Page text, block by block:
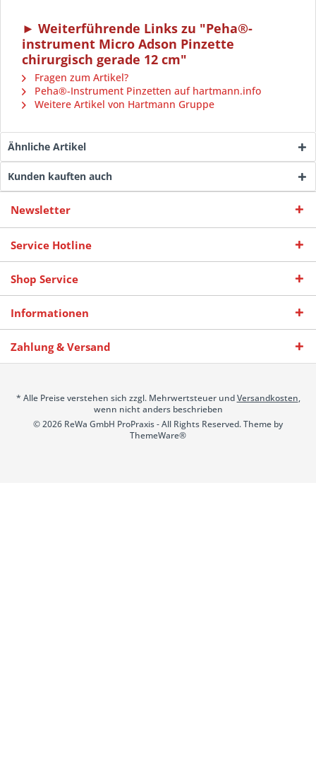
► Weiterführende Links zu "Peha®-
instrument Micro Adson Pinzette
chirurgisch gerade 12 cm"
Fragen zum Artikel?
Peha®-Instrument Pinzetten auf hartmann.info
Weitere Artikel von Hartmann Gruppe
Ähnliche Artikel
Kunden kauften auch
Newsletter
Service Hotline
Shop Service
Informationen
Zahlung & Versand
* Alle Preise verstehen sich zzgl. Mehrwertsteuer undVersandkosten,
wenn nicht anders beschrieben
© 2026 ReWa GmbH ProPraxis - All Rights Reserved. Theme by
ThemeWare®